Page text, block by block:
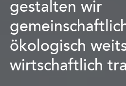
gestalten wir
ökologisch
wirtschaftlich